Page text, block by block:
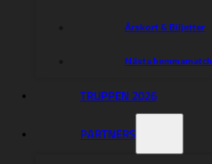
Årskort & Biljetter
Nästa hemmamatch
TRUPPEN 2026
PARTNERS